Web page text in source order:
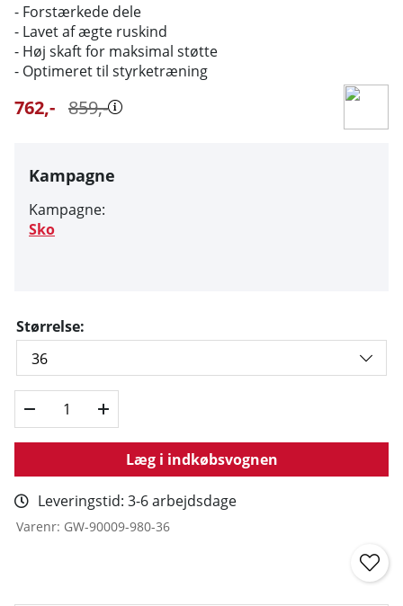
- Forstærkede dele
- Lavet af ægte ruskind
- Høj skaft for maksimal støtte
- Optimeret til styrketræning
859,-
762,-
Kampagne
Kampagne:
Sko
Størrelse:
Læg i indkøbsvognen
Leveringstid: 3-6 arbejdsdage
Varenr: GW-90009-980-36